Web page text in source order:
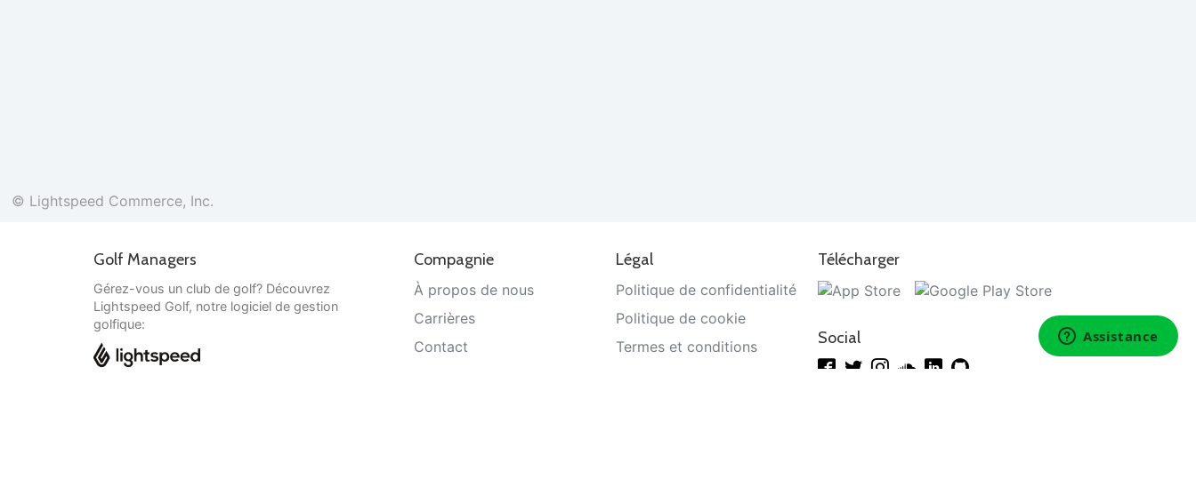
© Lightspeed Commerce, Inc.
Golf Managers
Gérez-vous un club de golf? Découvrez
Lightspeed Golf, notre logiciel de gestion
golfique:
Compagnie
À propos de nous
Carrières
Contact
Légal
Politique de confidentialité
Politique de cookie
Termes et conditions
Télécharger
Social